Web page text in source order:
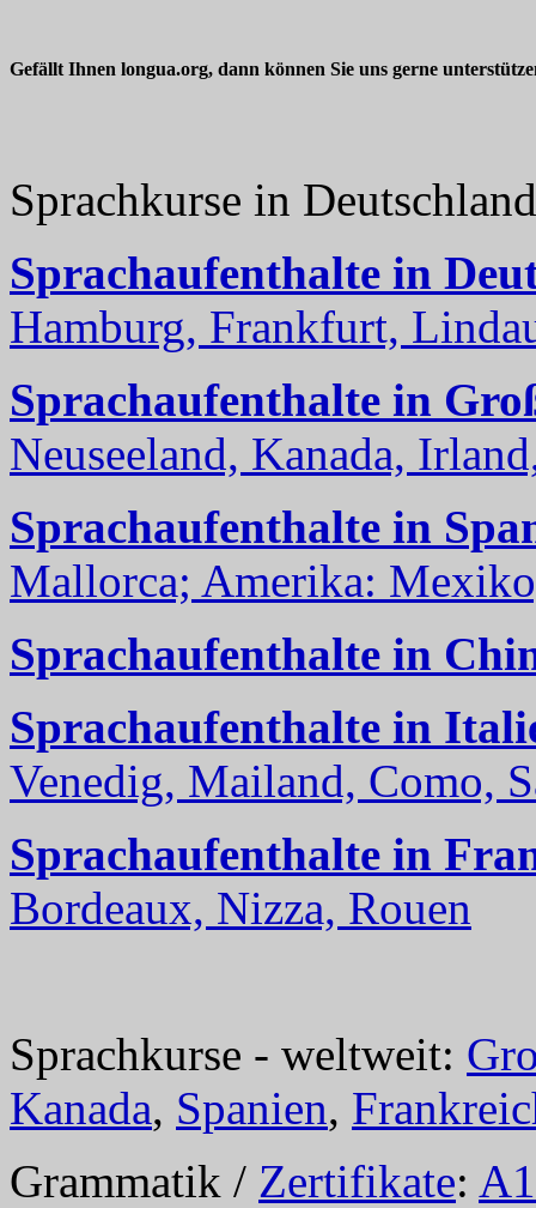
Gefällt Ihnen longua.org, dann können Sie uns gerne
Sprachkurse in
Sprachaufenthalte in
Hamburg, Frankfurt,
Sprachaufenthalte in
Neuseeland, Kanada,
Sprachaufenthalte in
Mallorca; Amerika:
Sprachaufenthalte in
Sprachaufenthalte in
Venedig, Mailand, Como,
Sprachaufenthalte in
Bordeaux, Nizza, Rouen
Sprachkurse - weltweit:
Kanada, Spanien,
Grammatik / Zertifikate: A1